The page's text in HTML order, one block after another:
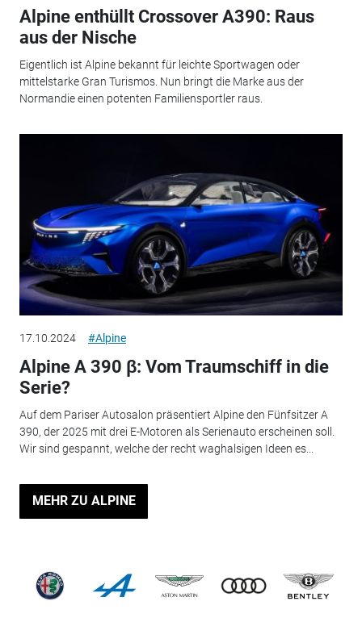
Alpine enthüllt Crossover A390: Raus
aus der Nische
Eigentlich ist Alpine bekannt für leichte Sportwagen oder
mittelstarke Gran Turismos. Nun bringt die Marke aus der
Normandie einen potenten Familiensportler raus.
17.10.2024 #Alpine
Alpine A 390 β: Vom Traumschiff in die
Serie?
Auf dem Pariser Autosalon präsentiert Alpine den Fünfsitzer A
390, der 2025 mit drei E-Motoren als Serienauto erscheinen soll.
Wir sind gespannt, welche der recht waghalsigen Ideen es...
MEHR ZU ALPINE